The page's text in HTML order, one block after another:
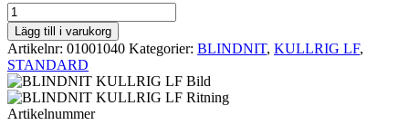
STANDARD
KULLRIG
LF
5.0x20
AL/ST
LF14
mängd
Lägg till i varukorg
Artikelnr: 01001040 Kategorier: BLINDNIT, KULLRIG LF,
STANDARD
Artikelnummer